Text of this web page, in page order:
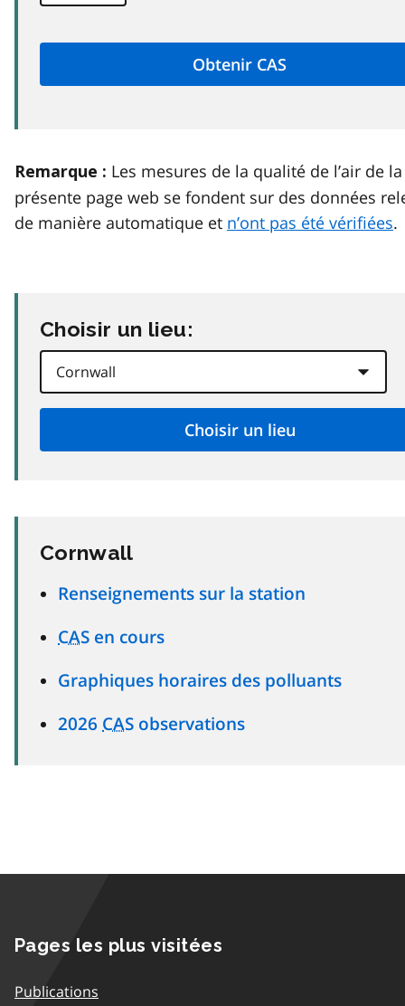
Remarque : Les mesures de la qualité de l’air de la
présente page web se fondent sur des données
de manière automatique et n’ont pas été vérifiées.
Choisir un lieu:
Cornwall
Renseignements sur la station
CAS en cours
Graphiques horaires des polluants
2026 CAS observations
Pages les plus visitées
Publications